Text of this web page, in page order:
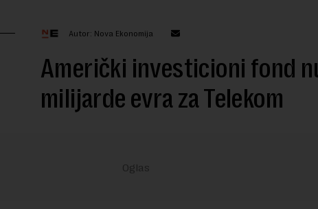
Autor: Nova Ekonomija
Američki investicioni fond
milijarde evra za Telekom